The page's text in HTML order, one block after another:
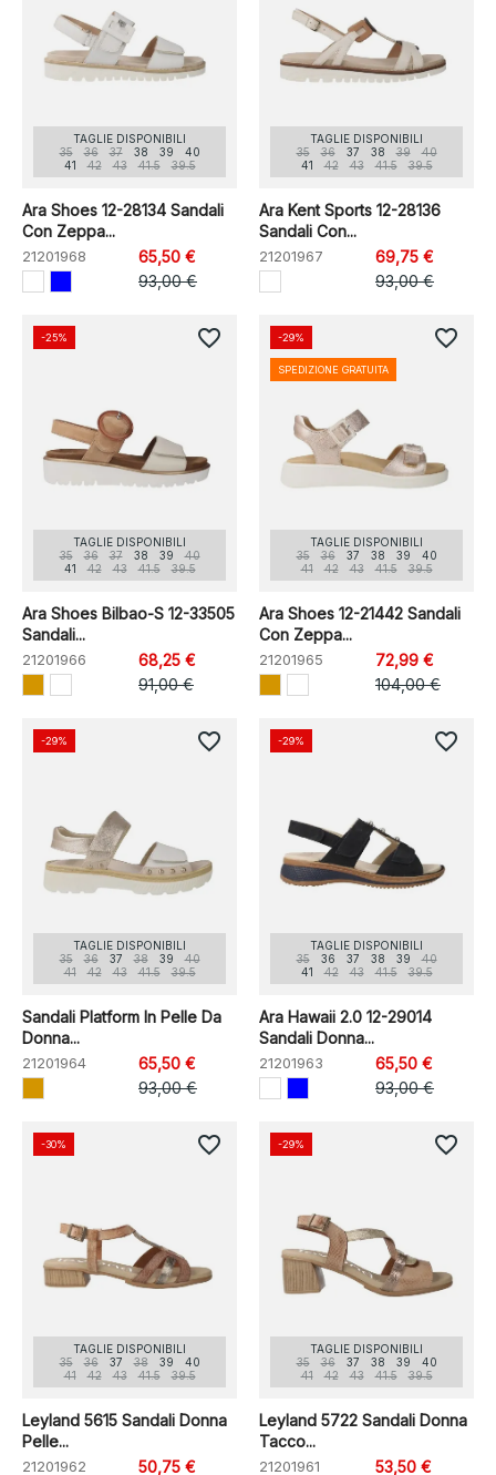
TAGLIE DISPONIBILI
35
36 37 38 39
40
41
42 43 41.5 39.5
Ara Shoes 12-28134 Sandali
Con Zeppa...
21201968
65,50 €
93,00 €
TAGLIE DISPONIBILI
35
36 37 38 39
40
41
42 43 41.5 39.5
Ara Kent Sports 12-28136
Sandali Con...
21201967
69,75 €
93,00 €
TAGLIE DISPONIBILI
35
36 37 38 39
40
41
42 43 41.5 39.5
Ara Shoes Bilbao-S 12-33505
Sandali...
21201966
68,25 €
91,00 €
-25% favorite_border
TAGLIE DISPONIBILI
35
36 37 38 39
40
41
42 43 41.5 39.5
Ara Shoes 12-21442 Sandali
Con Zeppa...
21201965
72,99 €
104,00 €
-29%
SPEDIZIONE GRATUITA
favorite_border
TAGLIE DISPONIBILI
35
36 37 38 39
40
41
42 43 41.5 39.5
Sandali Platform In Pelle Da
Donna...
21201964
65,50 €
93,00 €
-29% favorite_border
TAGLIE DISPONIBILI
35
36 37 38 39
40
41
42 43 41.5 39.5
Ara Hawaii 2.0 12-29014
Sandali Donna...
21201963
65,50 €
93,00 €
-29% favorite_border
TAGLIE DISPONIBILI
35
36 37 38 39
40
41
42 43 41.5 39.5
Leyland 5615 Sandali Donna
Pelle...
21201962
50,75 €
-30% favorite_border
TAGLIE DISPONIBILI
35
36 37 38 39
40
41
42 43 41.5 39.5
Leyland 5722 Sandali Donna
Tacco...
21201961
53,50 €
-29% favorite_border